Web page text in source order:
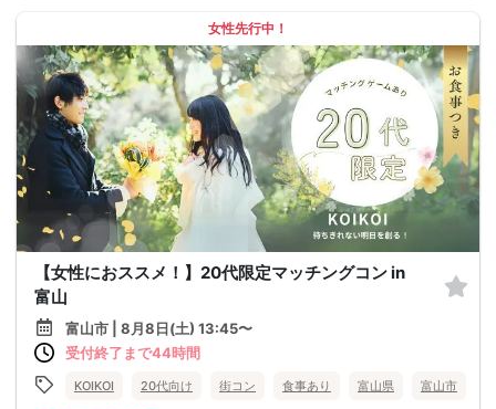
女性先行中！
【女性におススメ！】20代限定マッチングコン in
富山
富山市 | 8月8日(土) 13:45〜
受付終了まで44時間
KOIKOI 20代向け 街コン 食事あり 富山県 富山市